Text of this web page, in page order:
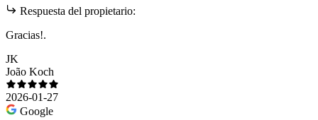
Respuesta del propietario:
Gracias!.
JK
João Koch
2026-01-27
Google